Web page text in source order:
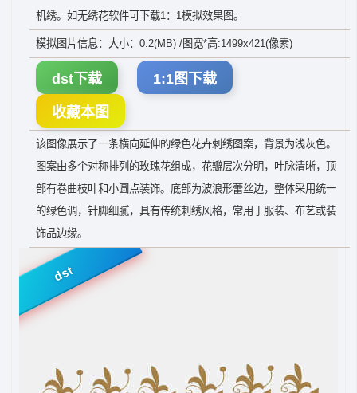
机绣。如无绣花软件可下载1：1模拟效果图。
模拟图片信息：大小：0.2(MB) /图宽*高:1499x421(像素)
dst下载 1:1图下载
收藏本图
该图像展示了一条横向延伸的绿色花卉刺绣图案，背景为浅灰色。
图案由多个对称排列的玫瑰花组成，花瓣层次分明，叶脉清晰，顶
部有卷曲枝叶和小圆点装饰。底部为波浪形蕾丝边，整体采用统一
的绿色调，针脚细腻，具有传统刺绣风格，常用于服装、布艺或装
饰品边缘。
dst